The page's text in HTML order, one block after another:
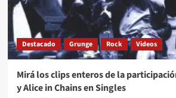
Chains
y
«Core»
de
STP
Destacado Grunge Rock Videos
Mirá los clips enteros de la
y Alice in Chains en Singles